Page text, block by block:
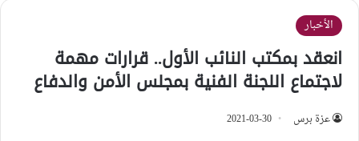
الأخبار
انعقد بمكتب النائب الأول.. قرارات مهمة
لاجتماع اللجنة الفنية بمجلس الأمن والدفاع
عزة برس 2021-03-30